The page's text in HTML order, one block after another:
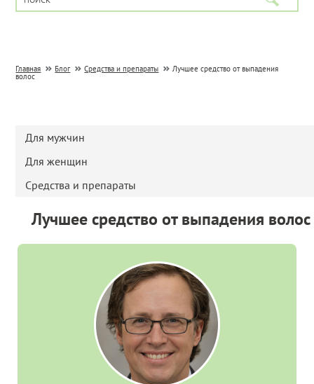
Главная Блог Средства и препараты Лучшее средство от выпадения
волос
Для мужчин
Для женщин
Средства и препараты
Лучшее средство от выпадения волос